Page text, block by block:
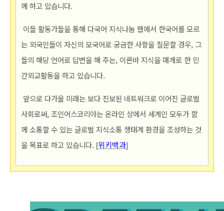
께 하고 있습니다.
이들 활동가들을 통해 다국어 지식나눔 웹에서 한국어를 모르
는 외국인들이 자신의 모국어로 궁금한 사항을 질문할 경우, 그
들의 해당 언어로 답변을 해 주는, 이른바 지식을 매개로 한 민
간외교활동을 하고 있습니다.
앞으로 다가올 미래는 보다 진보된 네트워크로 이어진 글로벌
사회로써, 조인어스코리아는 온라인 상에서 세계인 모두가 함
께 소통할 수 있는 글로벌 지식소통 생태계 환경을 조성하는 것
을 목표로 하고 있습니다. [위키백과]